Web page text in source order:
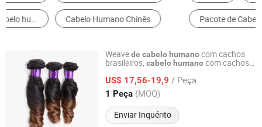
Pacote de Cabelo Aplique de Cabelo
Weavede cabelohumanocom cachos
brasileiros, cabelohumanocom cachos
US$ 17,56-19,9 / Peça
1 Peça (MOQ)
Enviar Inquérito
Xuchang BeautyHair Fashion Co., Ltd.
Henan, China Desde 2004